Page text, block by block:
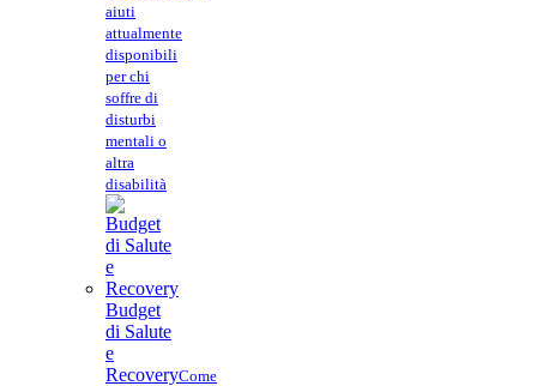
aiuti
attualmente
disponibili
per chi
soffre di
disturbi
mentali o
altra
disabilità
Budget
di Salute
e
RecoveryCome